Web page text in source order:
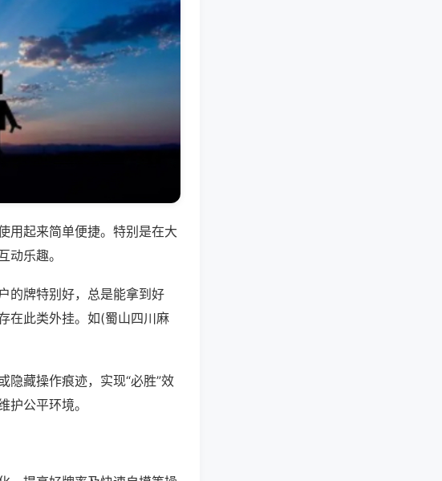
用起来简单便捷。特别是在大
乐趣。
的牌特别好，总是能拿到好
在此类外挂。如(蜀山四川麻
隐藏操作痕迹，实现“必胜”效
公平环境。